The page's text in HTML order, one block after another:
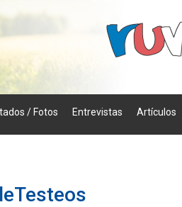
/ Fotos Entrevistas Artículos